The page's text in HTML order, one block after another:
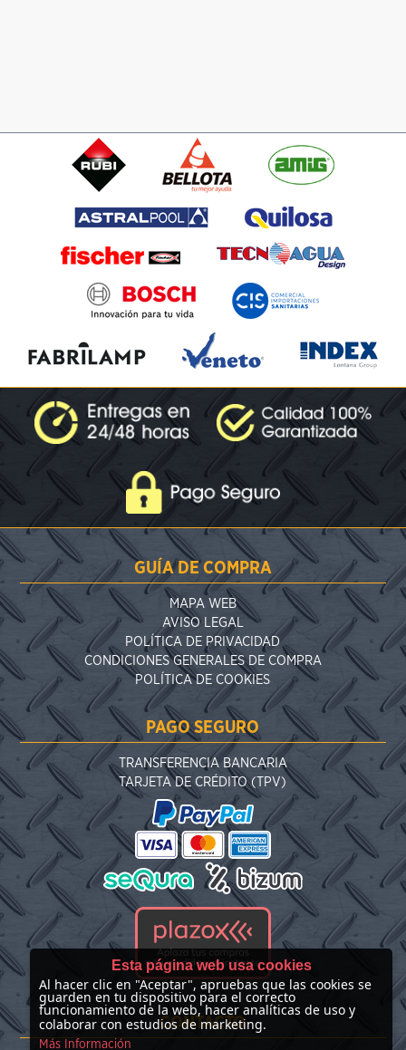
GUÍA DE COMPRA
MAPA WEB
AVISO LEGAL
POLÍTICA DE PRIVACIDAD
CONDICIONES GENERALES DE COMPRA
POLÍTICA DE COOKIES
PAGO SEGURO
TRANSFERENCIA BANCARIA
TARJETA DE CRÉDITO (TPV)
CONTACTO
Esta página web usa cookies
Al hacer clic en "Aceptar", apruebas que las cookies se
guarden en tu dispositivo para el correcto
funcionamiento de la web, hacer analíticas de uso y
colaborar con estudios de marketing.
Más Información